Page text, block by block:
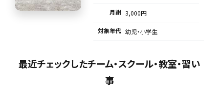
月謝 3,000円
対象年代 幼児・小学生
最近チェックしたチーム・スクール・教室・習い
事